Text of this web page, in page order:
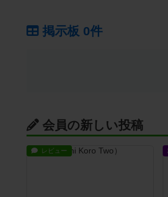
掲示板 0件
会員の新しい投稿
レビュー